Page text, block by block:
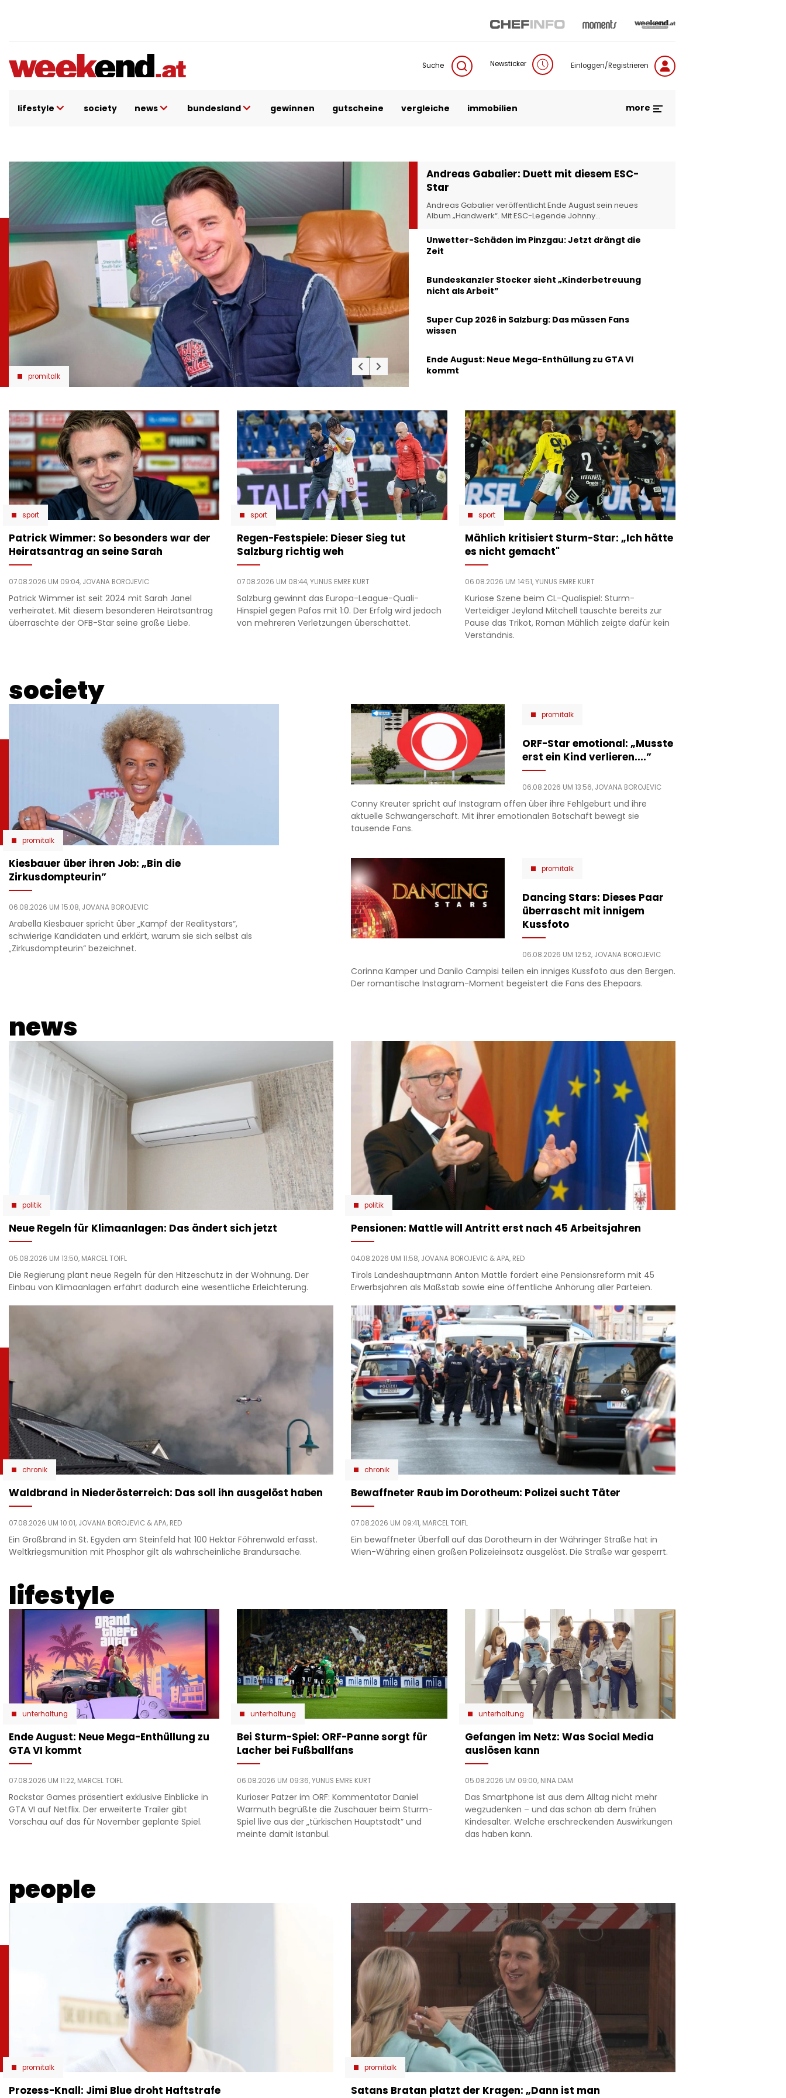
Suche Newsticker Einloggen/Registrieren
lifestyle society news bundesland gewinnen gutscheine vergleiche immobilien more
promitalk
Andreas Gabalier: Duett mit diesem ESC-
Star
Andreas Gabalier veröffentlicht Ende August sein neues
Album „Handwerk“. Mit ESC-Legende Johnny…
Unwetter-Schäden im Pinzgau: Jetzt drängt die
Zeit
Bundeskanzler Stocker sieht „Kinderbetreuung
nicht als Arbeit”
Super Cup 2026 in Salzburg: Das müssen Fans
wissen
Ende August: Neue Mega-Enthüllung zu GTA VI
kommt
sport
Patrick Wimmer: So besonders war der
Heiratsantrag an seine Sarah
07.08.2026 UM 09:04, JOVANA BOROJEVIC
Patrick Wimmer ist seit 2024 mit Sarah Janel
verheiratet. Mit diesem besonderen Heiratsantrag
überraschte der ÖFB-Star seine große Liebe.
sport
Regen-Festspiele: Dieser Sieg tut
Salzburg richtig weh
07.08.2026 UM 08:44,YUNUS EMRE KURT
Salzburg gewinnt das Europa-League-Quali-
Hinspiel gegen Pafos mit 1:0. Der Erfolg wird jedoch
von mehreren Verletzungen überschattet.
sport
Mählich kritisiert Sturm-Star: „Ich hätte
es nicht gemacht"
06.08.2026 UM 14:51,YUNUS EMRE KURT
Kuriose Szene beim CL-Qualispiel: Sturm-
Verteidiger Jeyland Mitchell tauschte bereits zur
Pause das Trikot, Roman Mählich zeigte dafür kein
Verständnis.
society
promitalk
Kiesbauer über ihren Job: „Bin die
Zirkusdompteurin”
06.08.2026 UM 15:08, JOVANA BOROJEVIC
Arabella Kiesbauer spricht über „Kampf der Realitystars“,
schwierige Kandidaten und erklärt, warum sie sich selbst als
„Zirkusdompteurin“ bezeichnet.
promitalk
ORF-Star emotional: „Musste
erst ein Kind verlieren....”
06.08.2026 UM 13:56, JOVANA BOROJEVIC
Conny Kreuter spricht auf Instagram offen über ihre Fehlgeburt und ihre
aktuelle Schwangerschaft. Mit ihrer emotionalen Botschaft bewegt sie
tausende Fans.
promitalk
Dancing Stars: Dieses Paar
überrascht mit innigem
Kussfoto
06.08.2026 UM 12:52, JOVANA BOROJEVIC
Corinna Kamper und Danilo Campisi teilen ein inniges Kussfoto aus den Bergen.
Der romantische Instagram-Moment begeistert die Fans des Ehepaars.
news
politik
Neue Regeln für Klimaanlagen: Das ändert sich jetzt
05.08.2026 UM 13:50, MARCEL TOIFL
Die Regierung plant neue Regeln für den Hitzeschutz in der Wohnung. Der
Einbau von Klimaanlagen erfährt dadurch eine wesentliche Erleichterung.
politik
Pensionen: Mattle will Antritt erst nach 45 Arbeitsjahren
04.08.2026 UM 11:58, JOVANA BOROJEVIC & APA, RED
Tirols Landeshauptmann Anton Mattle fordert eine Pensionsreform mit 45
Erwerbsjahren als Maßstab sowie eine öffentliche Anhörung aller Parteien.
chronik
Waldbrand in Niederösterreich: Das soll ihn ausgelöst haben
07.08.2026 UM 10:01, JOVANA BOROJEVIC & APA, RED
Ein Großbrand in St. Egyden am Steinfeld hat 100 Hektar Föhrenwald erfasst.
Weltkriegsmunition mit Phosphor gilt als wahrscheinliche Brandursache.
chronik
Bewaffneter Raub im Dorotheum: Polizei sucht Täter
07.08.2026 UM 09:41, MARCEL TOIFL
Ein bewaffneter Überfall auf das Dorotheum in der Währinger Straße hat in
Wien-Währing einen großen Polizeieinsatz ausgelöst. Die Straße war gesperrt.
lifestyle
unterhaltung
Ende August: Neue Mega-Enthüllung zu
GTA VI kommt
07.08.2026 UM 11:22, MARCEL TOIFL
Rockstar Games präsentiert exklusive Einblicke in
GTA VI auf Netflix. Der erweiterte Trailer gibt
Vorschau auf das für November geplante Spiel.
unterhaltung
Bei Sturm-Spiel: ORF-Panne sorgt für
Lacher bei Fußballfans
06.08.2026 UM 09:36,YUNUS EMRE KURT
Kurioser Patzer im ORF: Kommentator Daniel
Warmuth begrüßte die Zuschauer beim Sturm-
Spiel live aus der „türkischen Hauptstadt” und
meinte damit Istanbul.
unterhaltung
Gefangen im Netz: Was Social Media
auslösen kann
05.08.2026 UM 09:00, NINA DAM
Das Smartphone ist aus dem Alltag nicht mehr
wegzudenken – und das schon ab dem frühen
Kindesalter. Welche erschreckenden Auswirkungen
das haben kann.
people
promitalk
Prozess-Knall: Jimi Blue droht Haftstrafe
promitalk
Satans Bratan platzt der Kragen: „Dann ist man